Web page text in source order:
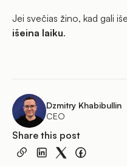
Jei svečias žino, kad gali
išeina laiku.
Dzmitry Khabibullin
CEO
Share this post